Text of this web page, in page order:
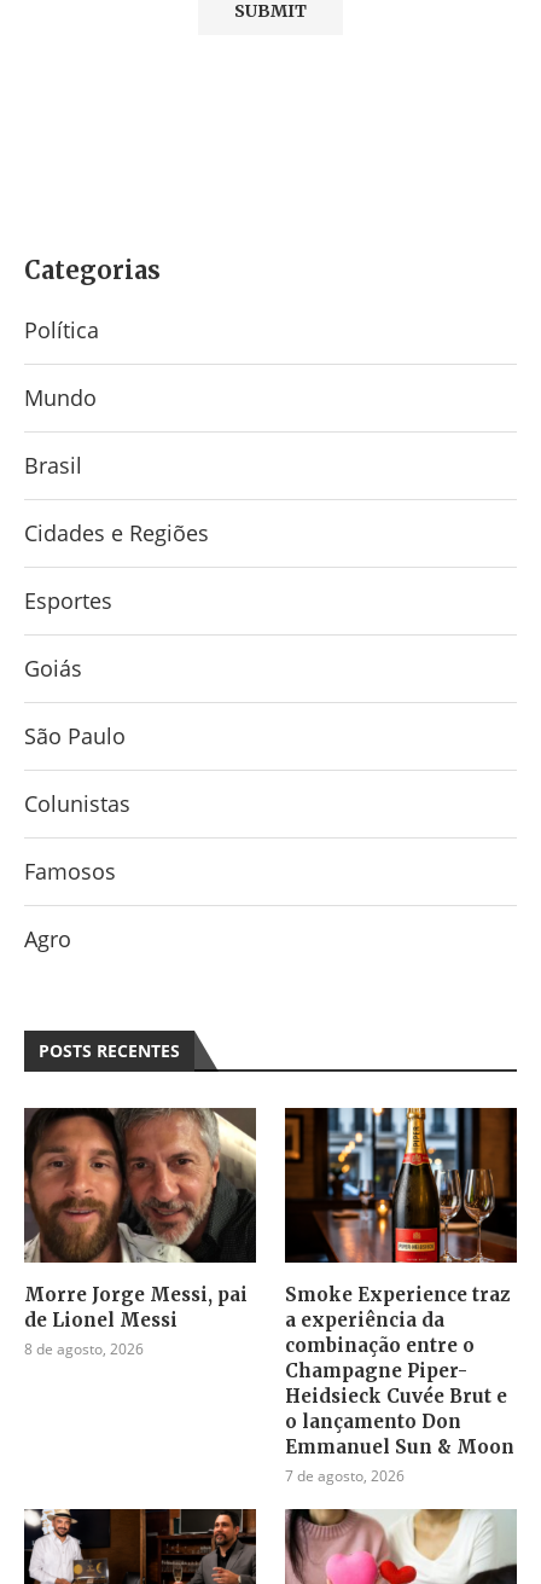
Categorias
Política
Mundo
Brasil
Cidades e Regiões
Esportes
Goiás
São Paulo
Colunistas
Famosos
Agro
POSTS RECENTES
Morre Jorge Messi, pai
de Lionel Messi
8 de agosto, 2026
Smoke Experience traz
a experiência da
combinação entre o
Champagne Piper-
Heidsieck Cuvée Brut e
o lançamento Don
Emmanuel Sun & Moon
7 de agosto, 2026